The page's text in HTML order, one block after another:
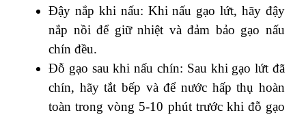
Đậy nắp khi nấu: Khi nấu gạo lứt, hãy đậy
nắp nồi để giữ nhiệt và đảm bảo gạo nấu
chín đều.
Đỗ gạo sau khi nấu chín: Sau khi gạo lứt đã
chín, hãy tắt bếp và để nước hấp thụ hoàn
toàn trong vòng 5-10 phút trước khi đỗ gạo